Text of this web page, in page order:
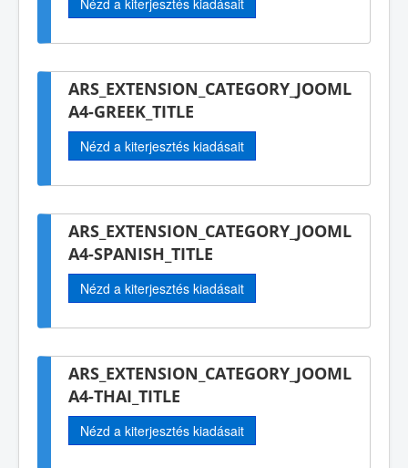
ARS_EXTENSION_CATEGORY_JOOML
A4-GREEK_TITLE
Nézd a kiterjesztés kiadásait
ARS_EXTENSION_CATEGORY_JOOML
A4-SPANISH_TITLE
Nézd a kiterjesztés kiadásait
ARS_EXTENSION_CATEGORY_JOOML
A4-THAI_TITLE
Nézd a kiterjesztés kiadásait